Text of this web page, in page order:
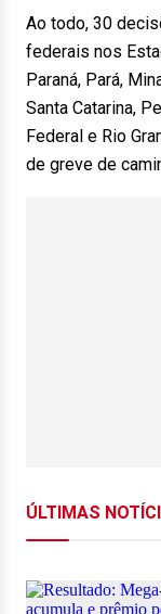
Ao todo, 30
federais nos
Paraná, Pará,
Santa Catarina,
Federal e Rio
de greve de